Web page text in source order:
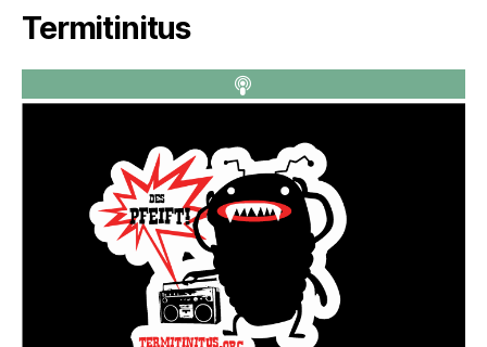
Termitinitus